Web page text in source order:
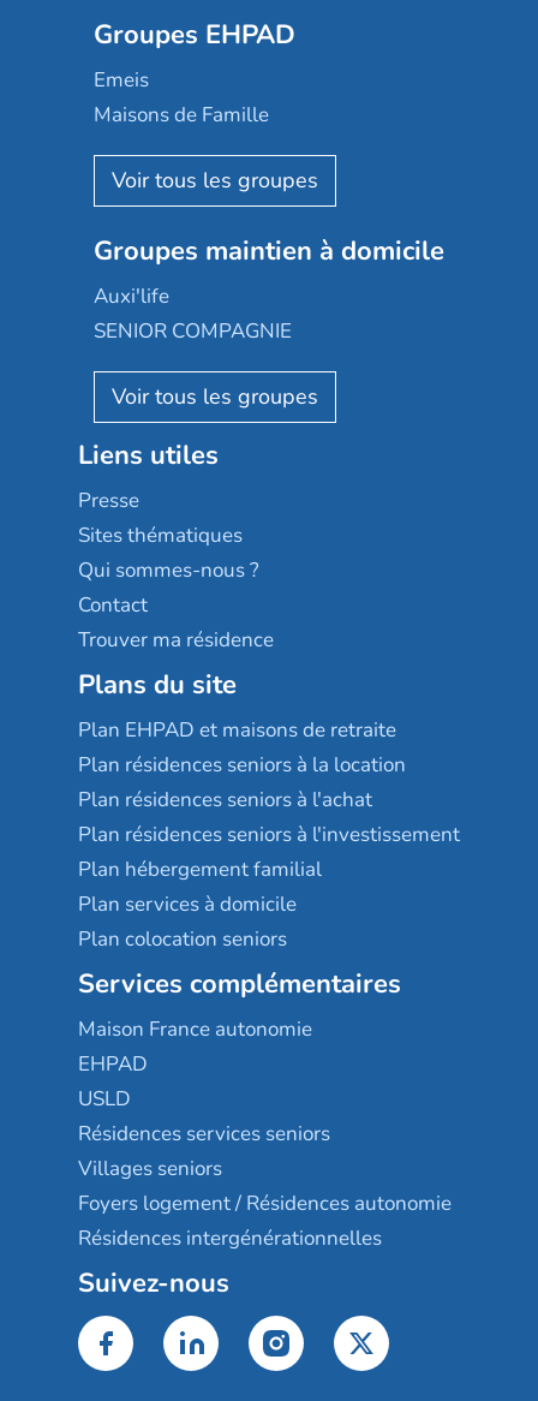
Mobicap
Domusvi
Happy Senior
Aquarelia
Nexity edenea
Les jardins d'Arcadie
Occitalia
Appartseniors
Reseda
Stella management
Les villages d'or
Sérénys
Résidences services Villa Médicis
Groupes EHPAD
Emeis
Maisons de Famille
Korian
Emera
Groupe SOS
Le Noble Âge
Almage
Résidalya
Groupe aplus
Groupes maintien à domicile
Auxi'life
SENIOR COMPAGNIE
AGE D'OR Services
Liens utiles
Presse
Sites thématiques
Qui sommes-nous ?
Contact
Trouver ma résidence
Plans du site
Plan EHPAD et maisons de retraite
Plan résidences seniors à la location
Plan résidences seniors à l'achat
Plan résidences seniors à l'investissement
Plan hébergement familial
Plan services à domicile
Plan colocation seniors
Services complémentaires
Maison France autonomie
EHPAD
USLD
Résidences services seniors
Villages seniors
Foyers logement / Résidences autonomie
Résidences intergénérationnelles
Suivez-nous